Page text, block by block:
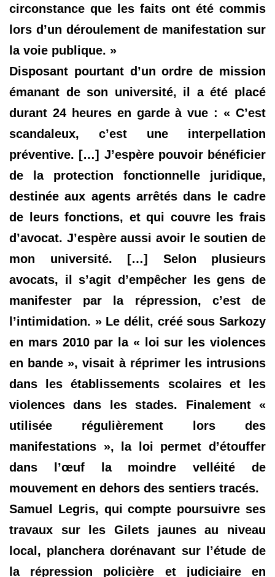
circonstance que les faits ont été commis
lors d’un déroulement de manifestation sur
la voie publique. »
Disposant pourtant d’un ordre de mission
émanant de son université, il a été placé
durant 24 heures en garde à vue : « C’est
scandaleux, c’est une interpellation
préventive. […] J’espère pouvoir bénéficier
de la protection fonctionnelle juridique,
destinée aux agents arrêtés dans le cadre
de leurs fonctions, et qui couvre les frais
d’avocat. J’espère aussi avoir le soutien de
mon université. […] Selon plusieurs
avocats, il s’agit d’empêcher les gens de
manifester par la répression, c’est de
l’intimidation. » Le délit, créé sous Sarkozy
en mars 2010 par la « loi sur les violences
en bande », visait à réprimer les intrusions
dans les établissements scolaires et les
violences dans les stades. Finalement «
utilisée régulièrement lors des
manifestations », la loi permet d’étouffer
dans l’œuf la moindre velléité de
mouvement en dehors des sentiers tracés.
Samuel Legris, qui compte poursuivre ses
travaux sur les Gilets jaunes au niveau
local, planchera dorénavant sur l’étude de
la répression policière et judiciaire en